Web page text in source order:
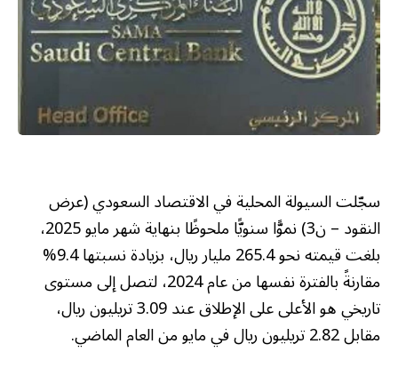
سجّلت السيولة المحلية في الاقتصاد السعودي (عرض
النقود – ن3) نموًّا سنويًّا ملحوظًا بنهاية شهر مايو 2025،
بلغت قيمته نحو 265.4 مليار ريال، بزيادة نسبتها 9.4%
مقارنةً بالفترة نفسها من عام 2024، لتصل إلى مستوى
تاريخي هو الأعلى على الإطلاق عند 3.09 تريليون ريال،
مقابل 2.82 تريليون ريال في مايو من العام الماضي.